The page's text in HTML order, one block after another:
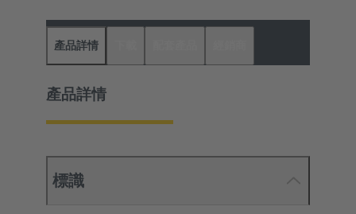
產品詳情
產品詳情
標識